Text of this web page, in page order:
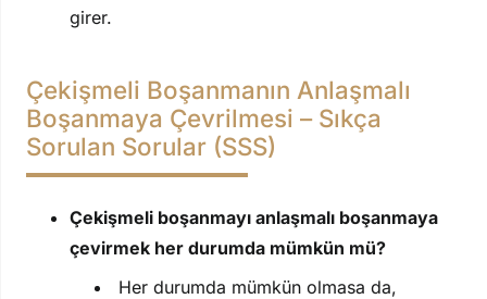
girer.
Çekişmeli Boşanmanın Anlaşmalı
Boşanmaya Çevrilmesi – Sıkça
Sorulan Sorular (SSS)
Çekişmeli boşanmayı anlaşmalı boşanmaya
çevirmek her durumda mümkün mü?
Her durumda mümkün olmasa da,